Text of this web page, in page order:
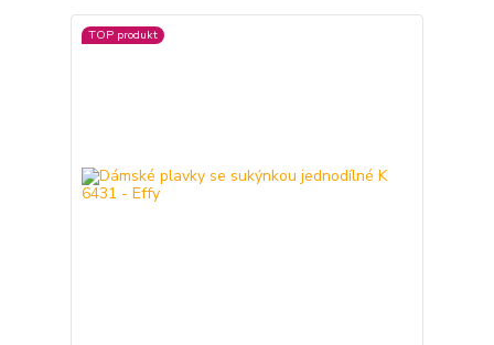
TOP produkt